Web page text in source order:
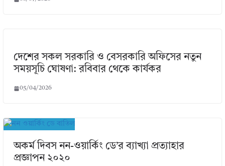
দেশের সকল সরকারি ও বেসরকারি অফিসের নতুন
সময়সূচি ঘোষণা: রবিবার থেকে কার্যকর
05/04/2026
অকর্ম দিবস নন-ওয়ার্কিং ডে’র ব্যাখ্যা প্রত্যাহার
প্রজ্ঞাপন ২০২০